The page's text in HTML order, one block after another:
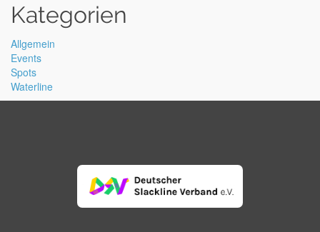
Kategorien
Allgemein
Events
Spots
Waterline